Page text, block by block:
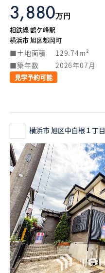
3,880万円
相鉄線 鶴ケ峰駅
横浜市 旭区都岡町
土地面積 129.74m²
築年数
2026年07月
見学予約可能
横浜市 旭区中白根１丁目